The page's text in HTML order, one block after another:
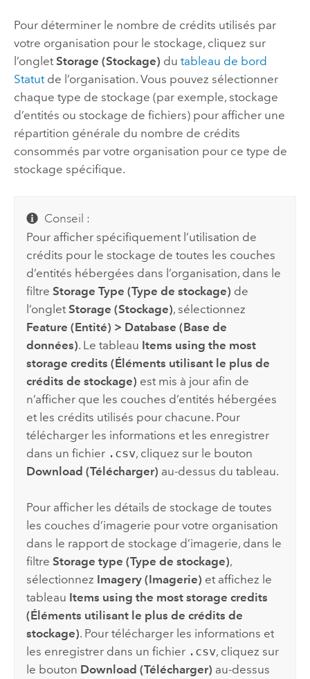
Pour déterminer le nombre de crédits utilisés par
votre organisation pour le stockage, cliquez sur
l’onglet Storage (Stockage) du tableau de bord
Statutde l’organisation. Vous pouvez sélectionner
chaque type de stockage (par exemple, stockage
d’entités ou stockage de fichiers) pour afficher une
répartition générale du nombre de crédits
consommés par votre organisation pour ce type de
stockage spécifique.
Conseil :
Pour afficher spécifiquement l’utilisation de
crédits pour le stockage de toutes les couches
d’entités hébergées dans l’organisation, dans le
filtreStorage Type (Type de stockage) de
l’ongletStorage (Stockage), sélectionnez
Feature (Entité) > Database (Base de
données). Le tableau Items using the most
storage credits (Éléments utilisant le plus de
crédits de stockage) est mis à jour afin de
n’afficher que les couches d’entités hébergées
et les crédits utilisés pour chacune. Pour
télécharger les informations et les enregistrer
dans un fichier .csv, cliquez sur le bouton
Download (Télécharger) au-dessus du tableau.
Pour afficher les détails de stockage de toutes
les couches d’imagerie pour votre organisation
dans le rapport de stockage d’imagerie, dans le
filtreStorage type (Type de stockage),
sélectionnez Imagery (Imagerie) et affichez le
tableau Items using the most storage credits
(Éléments utilisant le plus de crédits de
stockage). Pour télécharger les informations et
les enregistrer dans un fichier .csv, cliquez sur
le bouton Download (Télécharger) au-dessus